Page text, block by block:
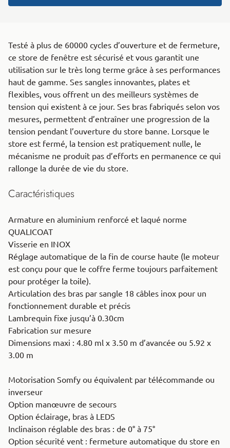
Testé à plus de 60000 cycles d’ouverture et de fermeture,
ce store de fenêtre est sécurisé et vous garantit une
utilisation sur le très long terme grâce à ses performances
haut de gamme. Ses sangles innovantes, plates et
flexibles, vous offrent un des meilleurs systèmes de
tension qui existent à ce jour. Ses bras fabriqués selon vos
mesures, permettent d’entraîner une progression de la
tension pendant l’ouverture du store banne. Lorsque le
store est fermé, la tension est pratiquement nulle, le
mécanisme ne produit pas d’efforts en permanence ce qui
rallonge la durée de vie du store.
Caractéristiques
Armature en aluminium renforcé et laqué norme
QUALICOAT
Visserie en INOX
Réglage automatique de la fin de course haute (le moteur
est conçu pour que le coffre ferme toujours parfaitement
pour protéger la toile).
Articulation des bras par sangle 18 câbles inox pour un
fonctionnement durable et précis
Lambrequin fixe jusqu’à 0.30cm
Fabrication sur mesure
Dimensions maxi : 4.80 ml x 3.50 m d’avancée ou 5.92 x
3.00 m
Motorisation Somfy ou équivalent par télécommande ou
inverseur
Option manœuvre de secours
Option éclairage, bras à LEDS
Inclinaison réglable des bras : de 0° à 75°
Option sécurité vent : fermeture automatique du store en